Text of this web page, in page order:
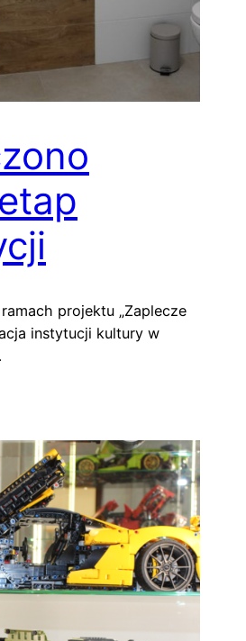
projektu „Zaplecze
instytucji kultury w